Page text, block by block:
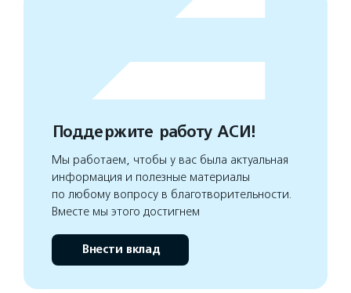
Поддержите работу АСИ!
Мы работаем, чтобы у вас была актуальная
информация и полезные материалы
по любому вопросу в благотворительности.
Вместе мы этого достигнем
Внести вклад